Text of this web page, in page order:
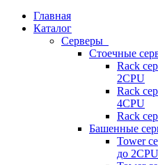
Главная
Каталог
Серверы
Стоечные
Rack
2CPU
Rack
4CPU
Rack
Башенные
Tower
до 2CPU